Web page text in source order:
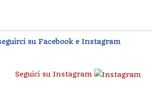
su Facebook e Instagram
Seguici su Instagram